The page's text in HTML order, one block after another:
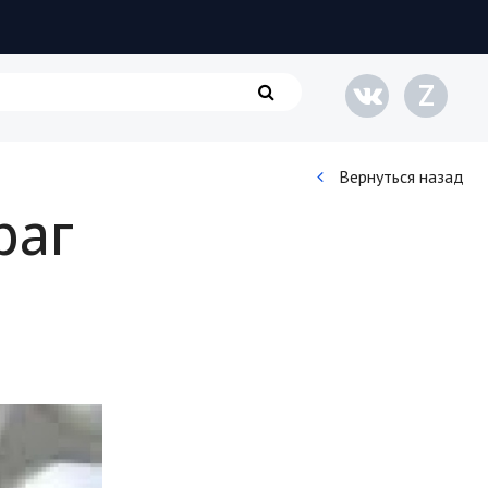
Кинематограф
Строительство
Культура и общество
Z
Вернуться назад